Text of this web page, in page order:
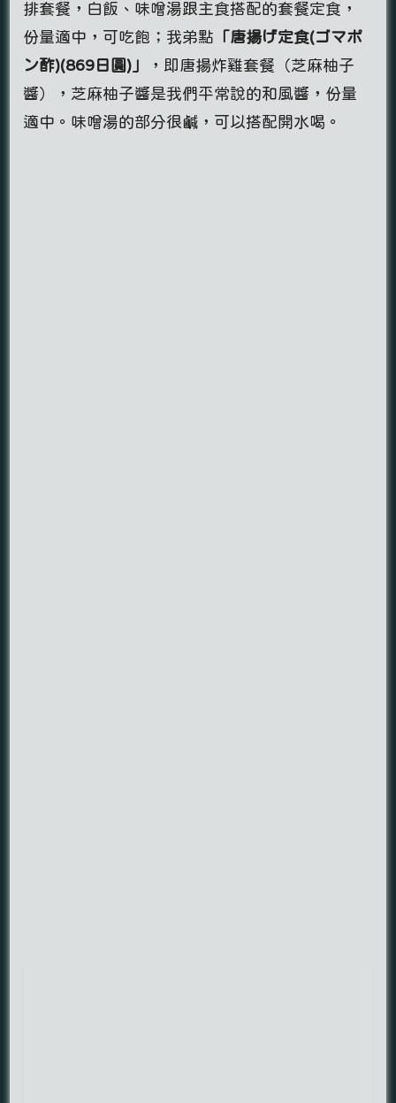
排套餐，白飯、味噌湯跟主食搭配的套餐定食，
份量適中，可吃飽；我弟點 「唐揚げ定食(ゴマポ
ン酢)(869日圓)」
，即唐揚炸雞套餐（芝麻柚子
醬），芝麻柚子醬是我們平常說的和風醬，份量
適中。味噌湯的部分很鹹，可以搭配開水喝。